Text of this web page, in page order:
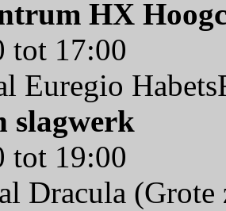
HX
tot 17:00
Euregio
slagwerk
tot 19:00
Dracula (Grote